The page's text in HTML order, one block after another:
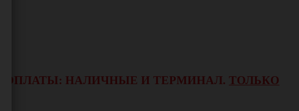
ОПЛАТЫ: НАЛИЧНЫЕ И ТЕРМИНАЛ. ТОЛЬКО